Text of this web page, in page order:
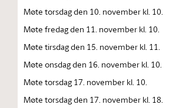
Møte torsdag den 10. november kl. 10.
Møte fredag den 11. november kl. 10.
Møte tirsdag den 15. november kl. 11.
Møte onsdag den 16. november kl. 10.
Møte torsdag 17. november kl. 10.
Møte torsdag den 17. november kl. 18.